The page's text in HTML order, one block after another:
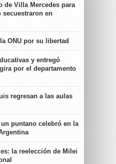
de Villa Mercedes para
secuestraron en
ONU por su libertad
y entregó
por el departamento
regresan a las aulas
puntano celebró en la
la reelección de Milei